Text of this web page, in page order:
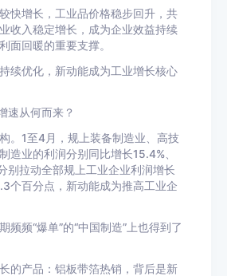
增长，工业品价格稳步回升，共
收入稳定增长，成为企业效益持续
面回暖的重要支撑。
优化，新动能成为工业增长核心
从何而来？
1至4月，规上装备制造业、高技
造业的利润分别同比增长15.4%、
别拉动全部规上工业企业利润增长
个百分点，新动能成为推高工业企
频“爆单”的“中国制造”上也得到了
产品：铝板带箔热销，背后是新